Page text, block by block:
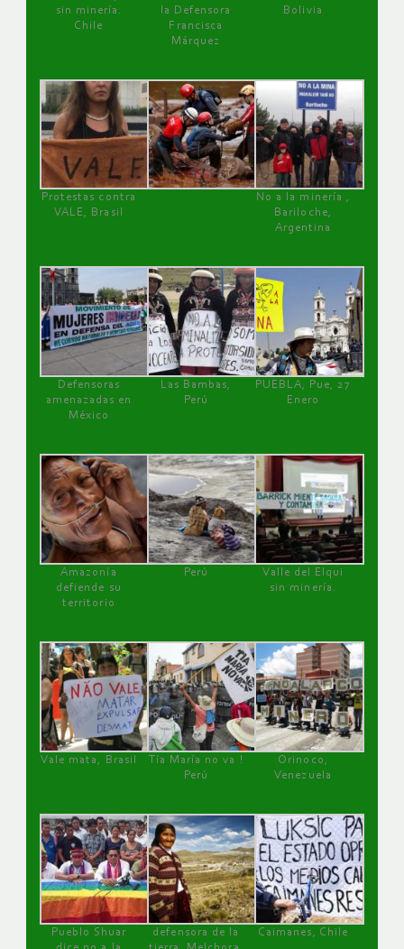
sin minería.
Chile
la Defensora
Francisca
Márquez
Bolivia
Protestas contra
VALE, Brasil
No a la minería ,
Bariloche,
Argentina
Defensoras
amenazadas en
México
Las Bambas,
Perú
PUEBLA, Pue, 27
Enero
Amazonía
defiende su
territorio
Perú
Valle del Elqui
sin minería.
Vale mata, Brasil
Tía María no va !
Perú
Orinoco,
Venezuela
Pueblo Shuar
defensora de la
Caimanes, Chile